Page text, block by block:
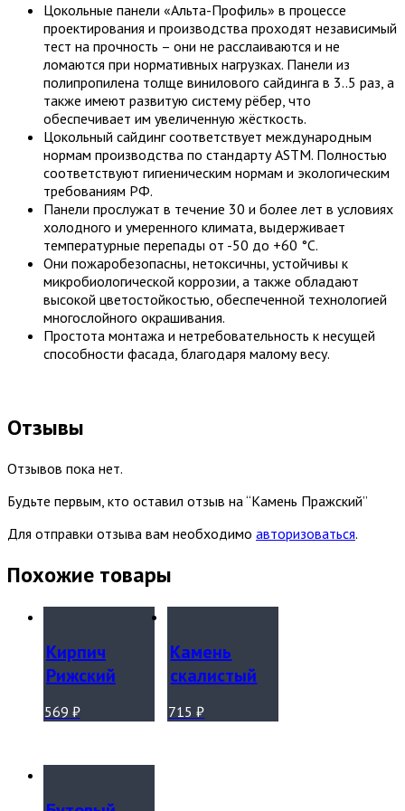
Цокольные панели «Альта-Профиль» в процессе
проектирования и производства проходят независимый
тест на прочность – они не расслаиваются и не
ломаются при нормативных нагрузках. Панели из
полипропилена толще винилового сайдинга в 3..5 раз, а
также имеют развитую систему рёбер, что
обеспечивает им увеличенную жёсткость.
Цокольный сайдинг соответствует международным
нормам производства по стандарту ASTM. Полностью
соответствуют гигиеническим нормам и экологическим
требованиям РФ.
Панели прослужат в течение 30 и более лет в условиях
холодного и умеренного климата, выдерживает
температурные перепады от -50 до +60 °С.
Они пожаробезопасны, нетоксичны, устойчивы к
микробиологической коррозии, а также обладают
высокой цветостойкостью, обеспеченной технологией
многослойного окрашивания.
Простота монтажа и нетребовательность к несущей
способности фасада, благодаря малому весу.
Отзывы
Отзывов пока нет.
Будьте первым, кто оставил отзыв на “Камень Пражский”
Для отправки отзыва вам необходимо авторизоваться.
Похожие товары
Кирпич
Рижский
569 ₽
Камень
скалистый
715₽